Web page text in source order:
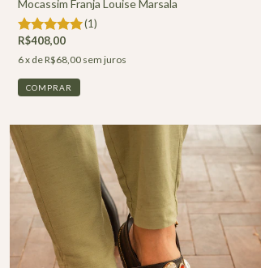
Mocassim Franja Louise Marsala
(1)
R$408,00
6x deR$68,00 sem juros
COMPRAR